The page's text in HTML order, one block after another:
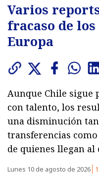
Varios
fracaso de
Europa
Aunque Chile sigue
con talento, los
una disminución
transferencias
de quienes llegan al
Lunes 10 de agosto de 2026